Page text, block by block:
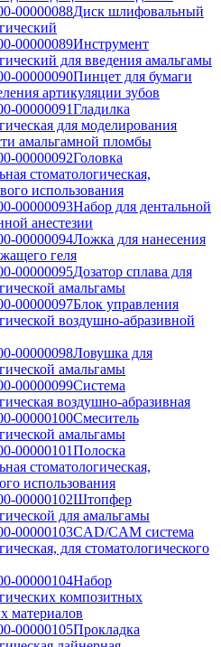
00000088Диск шлифовальный
00000089Инструмент
для введения амальгамы
00000090Пинцет для бумаги
артикуляции зубов
00000091Гладилка
для моделирования
амальгамной пломбы
00000092Головка
стоматологическая,
использования
00000093Набор для дентальной
анестезии
00000094Ложка для нанесения
геля
00000095Дозатор сплава для
амальгамы
00000097Блок управления
воздушно-абразивной
00000098Ловушка для
амальгамы
00000099Система
воздушно-абразивная
00000100Смеситель
амальгамы
00000101Полоска
стоматологическая,
использования
00000102Штопфер
для амальгамы
00000103CAD/CAM система
для стоматологического
00000104Набор
композитных
материалов
00000105Прокладка